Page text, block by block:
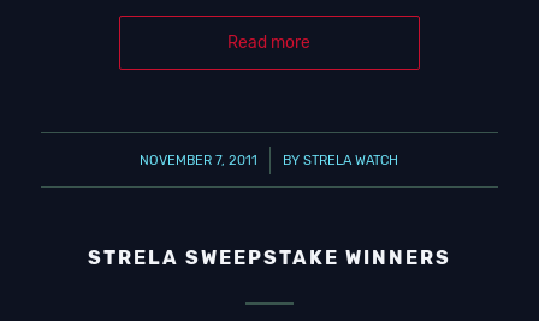
Read more
NOVEMBER 7, 2011
/ BYSTRELA WATCH
STRELA SWEEPSTAKE WINNERS